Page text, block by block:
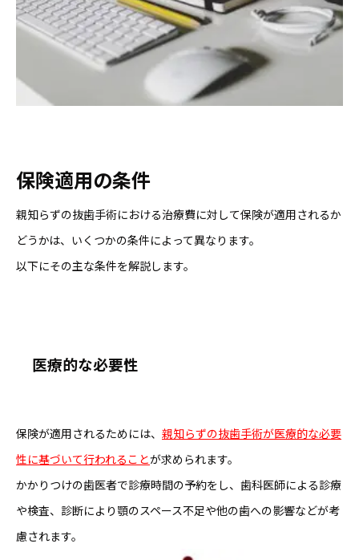
保険適用の条件
親知らずの抜歯手術における治療費に対して保険が適用されるか
どうかは、いくつかの条件によって異なります。
以下にその主な条件を解説します。
医療的な必要性
保険が適用されるためには、 親知らずの抜歯手術が医療的な必要
性に基づいて行われることが求められます。
かかりつけの歯医者で診療時間の予約をし、歯科医師による診療
や検査、診断により顎のスペース不足や他の歯への影響などが考
慮されます。